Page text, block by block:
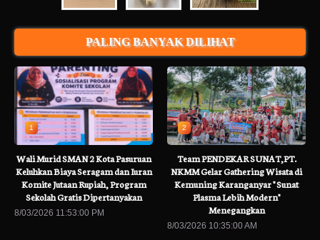
PALING BANYAK DILIHAT
1
Wali Murid SMAN 2 Kota Pasuruan
Keluhkan Biaya Seragam dan Iuran
Komite Jutaan Rupiah, Program
Sekolah Gratis Dipertanyakan
8/03/2026 11:53:00 PM
2
Team PENDEKAR SUNAT,PT.
NKMM Gelar Gathering Wisata di
Kemuning Karanganyar " Sunat
Plasma Lebih Modern"
Menegangkan
8/03/2026 10:35:00 AM